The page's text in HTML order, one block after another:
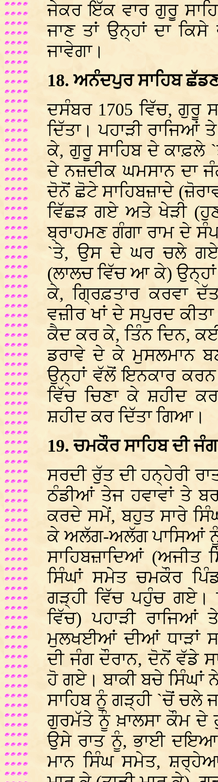
ਜੇਕਰ ਇੱਕ ਵਾਰ ਗੁਰੂ
ਜਾਣ ਤਾਂ ਉਨ੍ਹਾਂ ਦਾ ਕਿਸੇ
ਜਾਵੇਗਾ।
18. ਅਨੰਦਪੁਰ ਸਾਹਿਬ
ਦਸੰਬਰ 1705 ਵਿੱਚ, ਗੁਰੂ
ਦਿੱਤਾ। ਪਹਾੜੀ
ਕੇ, ਗੁਰੂ ਸਾਹਿਬ ਦੇ ਕਾਫ਼ਲੇ
ਦੇ ਨਜ਼ਦੀਕ ਘਮਸਾਨ ਦਾ
ਦੋਨੋਂ ਛੋਟੇ ਸਾਹਿਬਜ਼ਾਦੇ
ਵਿੱਛੜ ਗਏ ਅਤੇ ਖੇੜੀ
ਬ੍ਰਾਹਮਣ ਗੰਗਾ ਰਾਮ ਦੇ
`ਤੇ, ਉਸ ਦੇ ਘਰ ਚਲੇ
(ਲਾਲਚ ਵਿੱਚ ਆ ਕੇ)
ਕੇ, ਗ੍ਰਿਫ਼ਤਾਰ ਕਰਵਾ
ਵਜ਼ੀਰ ਖਾਂ ਦੇ ਸਪੁਰਦ
ਕੈਦ ਕਰ ਕੇ, ਤਿੰਨ ਦਿਨ,
ਡਰਾਵੇ ਦੇ ਕੇ ਮੁਸਲਮਾਨ
ਉਨ੍ਹਾਂ ਵੱਲੋਂ ਇਨਕਾਰ ਕਰਨ
ਵਿੱਚ ਚਿਣਾ ਕੇ ਸ਼ਹੀਦ
ਸ਼ਹੀਦ ਕਰ ਦਿੱਤਾ ਗਿਆ।
19. ਚਮਕੌਰ ਸਾਹਿਬ ਦੀ ਜੰਗ
ਸਰਦੀ ਰੁੱਤ ਦੀ ਹਨ੍ਹੇਰੀ
ਠੰਡੀਆਂ ਤੇਜ ਹਵਾਵਾਂ ਤੇ
ਕਰਦੇ ਸਮੇਂ, ਬਹੁਤ ਸਾਰੇ
ਕੇ ਅਲੱਗ-ਅਲੱਗ ਪਾਸਿਆਂ ਨੂੰ
ਸਾਹਿਬਜ਼ਾਦਿਆਂ
ਸਿੰਘਾਂ ਸਮੇਤ ਚਮਕੌਰ
ਗੜ੍ਹੀ ਵਿੱਚ ਪਹੁੰਚ ਗਏ।
ਵਿੱਚ) ਪਹਾੜੀ
ਮੁਲਖਈਆਂ ਦੀਆਂ ਧਾੜਾਂ
ਦੀ ਜੰਗ ਦੌਰਾਨ, ਦੋਨੋਂ ਵੱਡੇ
ਹੋ ਗਏ। ਬਾਕੀ ਬਚੇ ਸਿੰਘਾਂ
ਸਾਹਿਬ ਨੂੰ ਗੜ੍ਹੀ `ਚੋਂ ਚਲੇ
ਗੁਰਮੱਤੇ ਨੂੰ ਖ਼ਾਲਸਾ ਕੌਮ ਦੇ
ਉਸੇ ਰਾਤ ਨੂੰ, ਭਾਈ
ਮਾਨ ਸਿੰਘ ਸਮੇਤ,